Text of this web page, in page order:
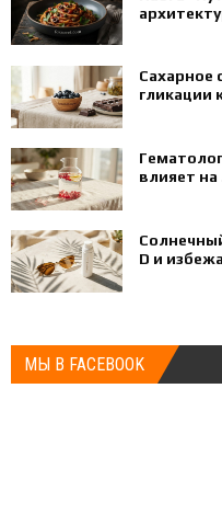
Сахарное
гликации
влияет на
D и
МЫ В FACEBOOK